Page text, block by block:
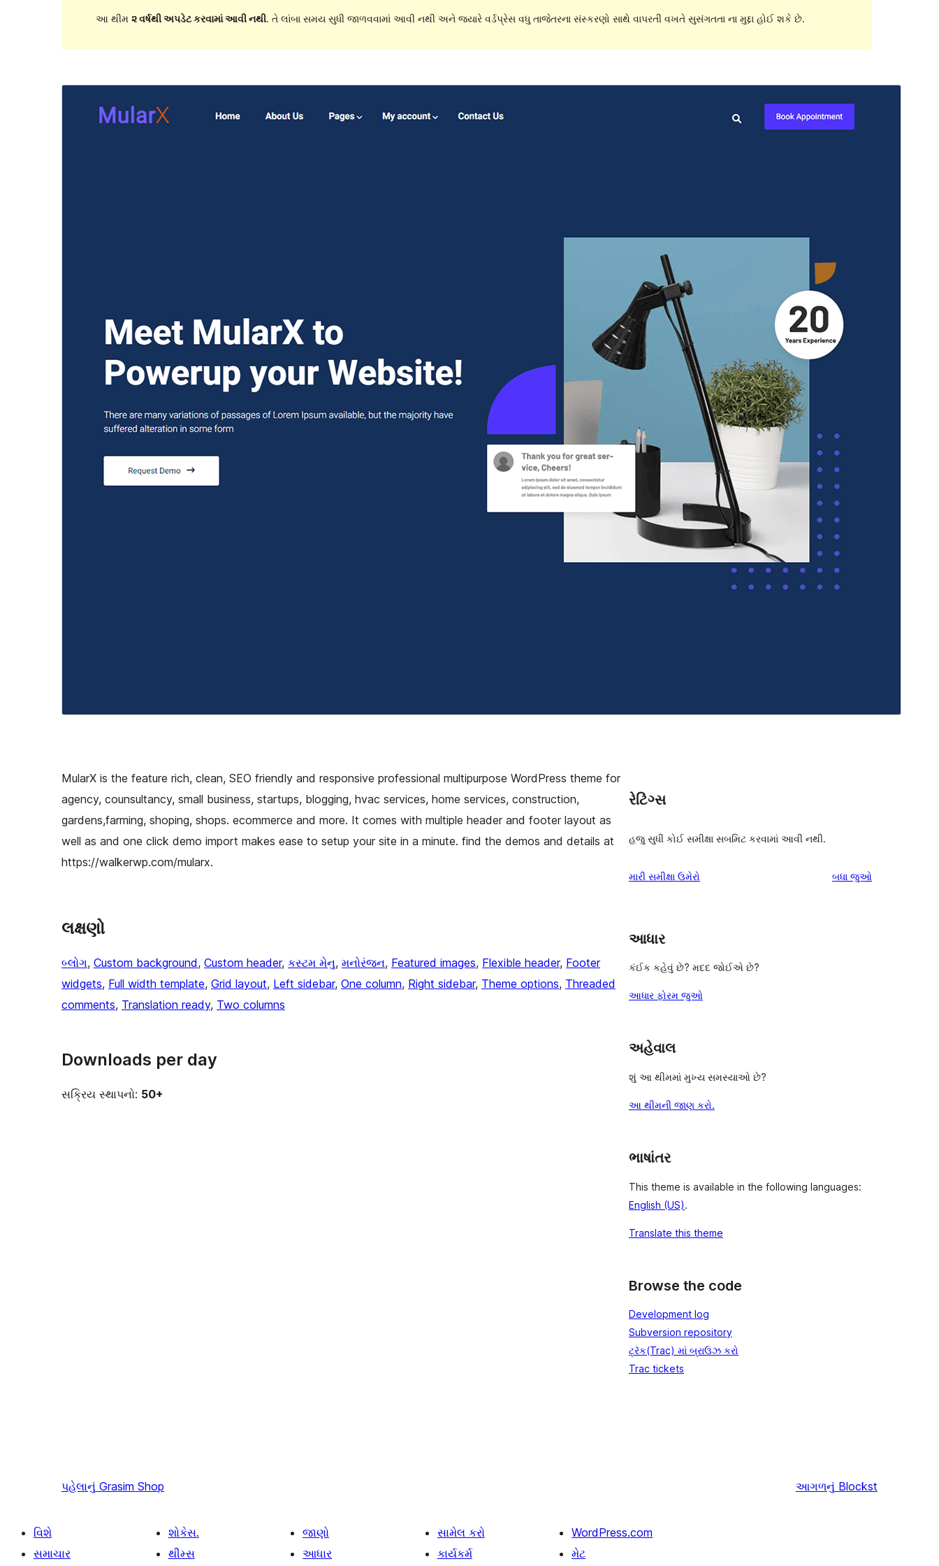
આ થીમ ૨ વર્ષથી અપડેટ કરવામાં આવી નથી. તે લાંબા સમય સુધી જાળવવામાં આવી નથી અને જ્યારે વર્ડપ્રેસ વધુ તાજેતરના સંસ્કરણો સાથે વાપરતી વખતે સુસંગતતા ના મુદ્દા હોઈ શકે છે.
MularX is the feature rich, clean, SEO friendly and responsive professional multipurpose WordPress theme for
agency, counsultancy, small business, startups, blogging, hvac services, home services, construction,
gardens,farming, shoping, shops. ecommerce and more. It comes with multiple header and footer layout as
well as and one click demo import makes ease to setup your site in a minute. find the demos and details at
https://walkerwp.com/mularx.
લક્ષણો
બ્લોગ, Custom background, Custom header, કસ્ટમ મેનુ, મનોરંજન, Featured images, Flexible header, Footer
widgets, Full width template, Grid layout, Left sidebar, One column, Right sidebar, Theme options, Threaded
comments, Translation ready, Two columns
Downloads per day
સક્રિય સ્થાપનો: 50+
રેટિંગ્સ
હજુ સુધી કોઈ સમીક્ષા સબમિટ કરવામાં આવી નથી.
મારી સમીક્ષા ઉમેરો બધા સમીક્ષાઓ
જુઓ
આધાર
કંઈક કહેવું છે? મદદ જોઈએ છે?
આધાર ફોરમ જુઓ
અહેવાલ
શું આ થીમમાં મુખ્ય સમસ્યાઓ છે?
આ થીમની જાણ કરો.
ભાષાંતર
This theme is available in the following languages:
English (US).
Translate this theme
Browse the code
Development log
Subversion repository
ટ્રૅક(Trac) માં બ્રાઉઝ કરો
Trac tickets
પહેલાનું Grasim Shop આગળનું Blockst
વિશે
સમાચાર
શોકેસ.
થીમ્સ
જાણો
આધાર
સામેલ કરો
કાર્યકર્મ
WordPress.com
મેટ